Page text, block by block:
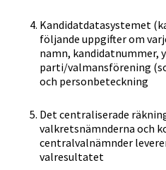
Kandidatdatasystemet
följande uppgifter om
namn, kandidatnummer,
parti/valmansförening
och personbeteckning
Det centraliserade
valkretsnämnderna och
centralvalnämnder
valresultatet